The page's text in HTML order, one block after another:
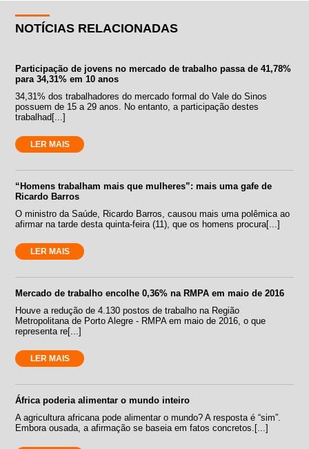
NOTÍCIAS RELACIONADAS
Participação de jovens no mercado de trabalho passa de 41,78%
para 34,31% em 10 anos
34,31% dos trabalhadores do mercado formal do Vale do Sinos
possuem de 15 a 29 anos. No entanto, a participação destes
trabalhad[...]
LER MAIS
“Homens trabalham mais que mulheres”: mais uma gafe de
Ricardo Barros
O ministro da Saúde, Ricardo Barros, causou mais uma polêmica ao
afirmar na tarde desta quinta-feira (11), que os homens procura[...]
LER MAIS
Mercado de trabalho encolhe 0,36% na RMPA em maio de 2016
Houve a redução de 4.130 postos de trabalho na Região
Metropolitana de Porto Alegre - RMPA em maio de 2016, o que
representa re[...]
LER MAIS
África poderia alimentar o mundo inteiro
A agricultura africana pode alimentar o mundo? A resposta é “sim”.
Embora ousada, a afirmação se baseia em fatos concretos.[...]